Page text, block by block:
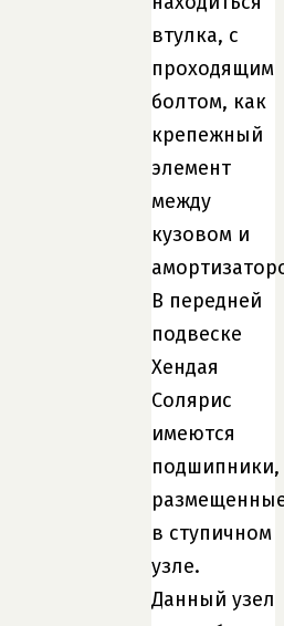
втулка, с
проходящим
болтом, как
крепежный
элемент
между
кузовом и
В передней
подвеске
Хендая
Солярис
имеются
подшипники,
в ступичном
узле.
Данный узел